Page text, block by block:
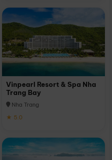
Vinpearl Resort & Spa Nha
Trang Bay
Nha Trang
★ 5.0